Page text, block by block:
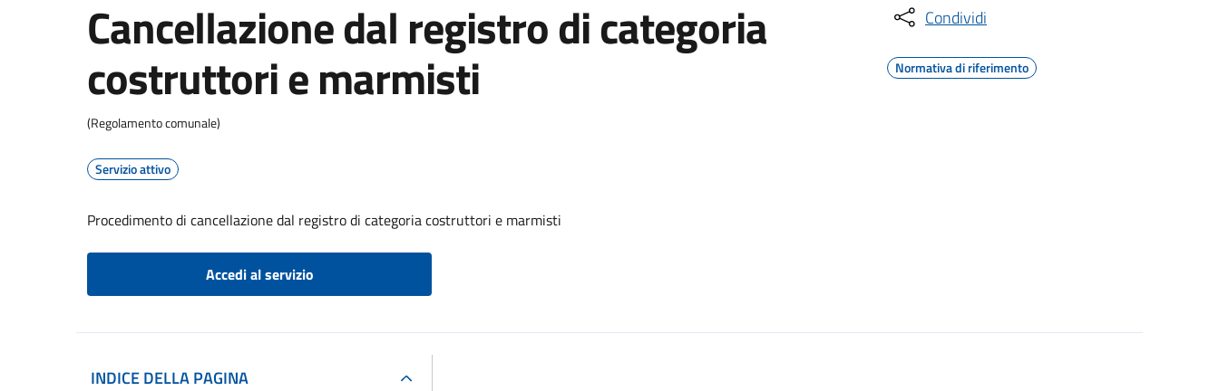
Cancellazione dal registro di categoria
costruttori e marmisti
(Regolamento comunale)
Servizio attivo
Procedimento di cancellazione dal registro di categoria costruttori e marmisti
Accedi al servizio
Condividi
Normativa di riferimento
INDICE DELLA PAGINA